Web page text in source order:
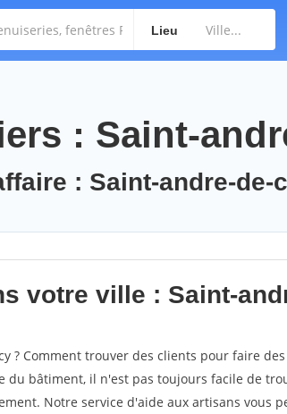
Lieu
: Saint-
: Saint-andre-de-
votre ville : Saint-
? Comment trouver des clients pour faire des
du bâtiment, il n'est pas toujours facile de
Notre service d'aide aux artisans vous